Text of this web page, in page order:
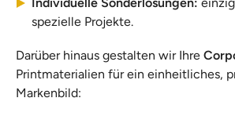
spezielle Projekte.
Darüber hinaus gestalten wir Ihre
Printmaterialien für ein einheitliches,
Markenbild: